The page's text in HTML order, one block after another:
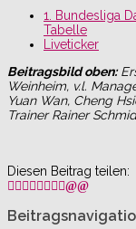
1. Bundesliga
Tabelle
Liveticker
Beitragsbild oben:
Weinheim, v.l.
Yuan Wan, Cheng
Trainer Rainer
Diesen Beitrag teilen: